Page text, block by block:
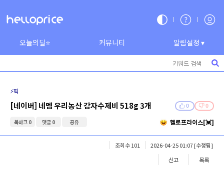
오늘의딜⭐ 커뮤니티 알림설정 ▾
⚡️픽
[네이버] 네멤 우리농산 감자수제비 518g 3개 0 0
북마크 0 댓글 0 공유 헬로프라이스[💓]
조회수 101 2026-04-25 01:07[수정됨]
신고
목록